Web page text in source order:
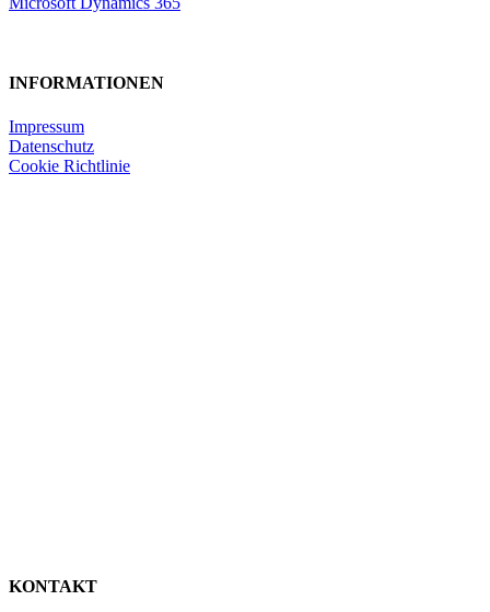
INFORMATIONEN
Impressum
Datenschutz
Cookie Richtlinie
KONTAKT